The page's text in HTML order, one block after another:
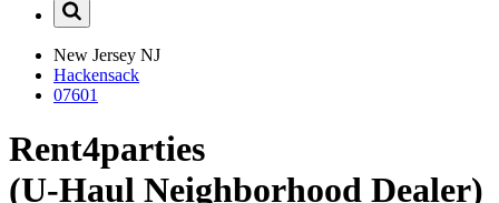
New Jersey NJ
Hackensack
07601
Rent4parties
(U-Haul Neighborhood Dealer)